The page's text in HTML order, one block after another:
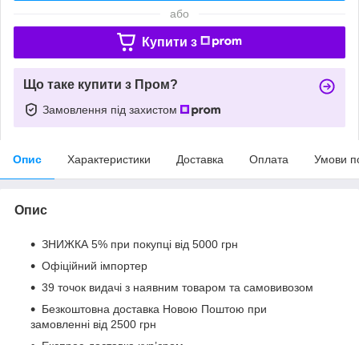
або
Купити з
Що таке купити з Пром?
Замовлення під захистом
Опис Характеристики Доставка Оплата Умови
Опис
ЗНИЖКА 5% при покупці від 5000 грн
Офіційний імпортер
39 точок видачі з наявним товаром та самовивозом
Безкоштовна доставка Новою Поштою при
замовленні від 2500 грн